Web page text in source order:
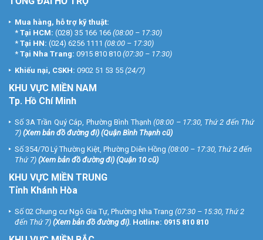
Mua hàng, hỗ trợ kỹ thuật:
* Tại HCM: (028) 35 166 166 (08:00 – 17:30)
* Tại HN: (024) 6256 1111 (08:00 – 17:30)
* Tại Nha Trang: 0915 810 810 (07:30 – 17:30)
Khiếu nại, CSKH: 0902 51 53 55 (24/7)
KHU VỰC MIỀN NAM
Tp. Hồ Chí Minh
Số 3A Trần Quý Cáp, Phường Bình Thạnh (08:00 – 17:30, Thứ 2 đến Thứ
7) (Xem bản đồ đường đi) (Quận Bình Thạnh cũ)
Số 354/70 Lý Thường Kiệt, Phường Diên Hồng (08:00 – 17:30, Thứ 2 đến
Thứ 7) (Xem bản đồ đường đi) (Quận 10 cũ)
KHU VỰC MIỀN TRUNG
Tỉnh Khánh Hòa
Số 02 Chung cư Ngô Gia Tự, Phường Nha Trang (07:30 – 15:30, Thứ 2
đến Thứ 7) (Xem bản đồ đường đi). Hotline: 0915 810 810